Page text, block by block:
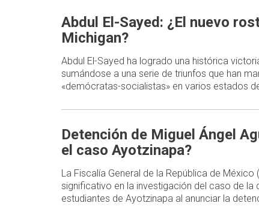
Abdul El-Sayed: ¿El nuevo
Michigan?
Abdul El-Sayed ha logrado una histórica
sumándose a una serie de triunfos que han
«demócratas-socialistas» en varios estados
Detención de Miguel Ángel
el caso Ayotzinapa?
La Fiscalía General de la República de México
significativo en la investigación del caso de la
estudiantes de Ayotzinapa al anunciar la